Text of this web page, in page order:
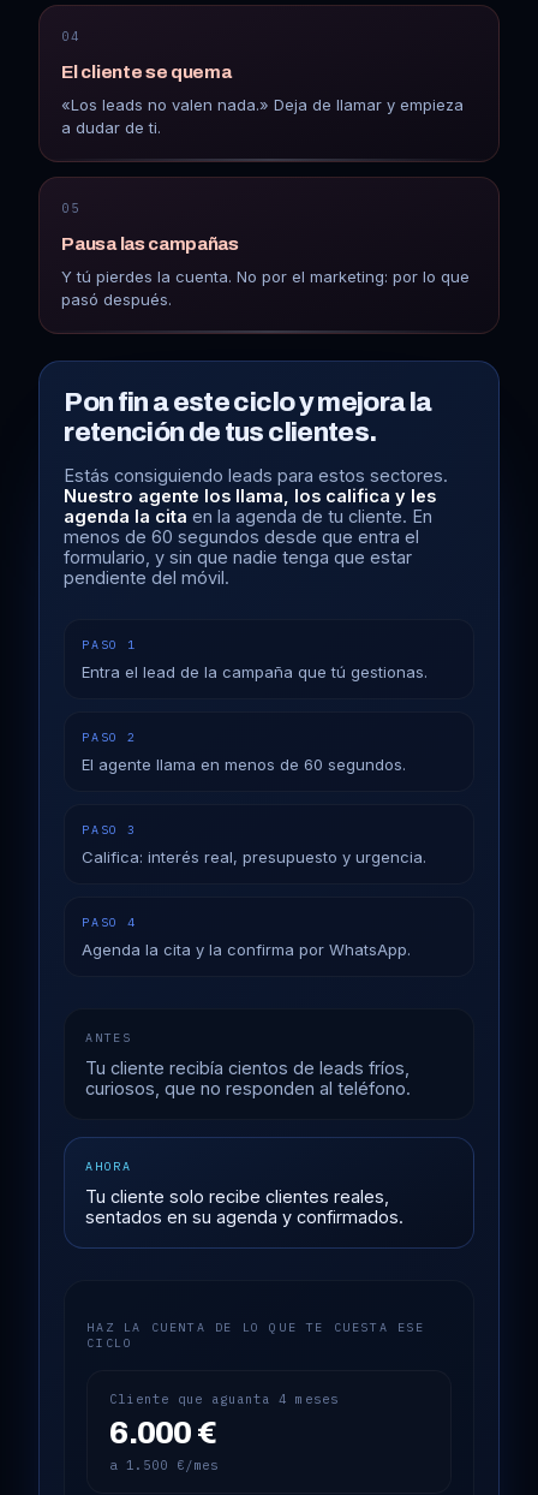
04
El cliente se quema
«Los leads no valen nada.» Deja de llamar y empieza
a dudar de ti.
05
Pausa las campañas
Y tú pierdes la cuenta. No por el marketing: por lo que
pasó después.
Pon fin a este ciclo y mejora la
retención de tus clientes.
Estás consiguiendo leads para estos sectores.
Nuestro agente los llama, los califica y les
agenda la cita en la agenda de tu cliente. En
menos de 60 segundos desde que entra el
formulario, y sin que nadie tenga que estar
pendiente del móvil.
PASO 1
Entra el lead de la campaña que tú gestionas.
PASO 2
El agente llama en menos de 60 segundos.
PASO 3
Califica: interés real, presupuesto y urgencia.
PASO 4
Agenda la cita y la confirma por WhatsApp.
ANTES
Tu cliente recibía cientos de leads fríos,
curiosos, que no responden al teléfono.
AHORA
Tu cliente solo recibe clientes reales,
sentados en su agenda y confirmados.
HAZ LA CUENTA DE LO QUE TE CUESTA ESE
CICLO
Cliente que aguanta 4 meses
6.000 €
a 1.500 €/mes